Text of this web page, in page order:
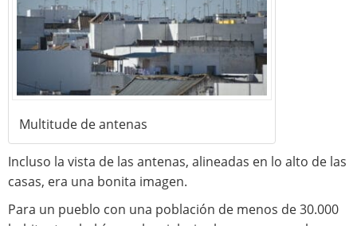
Multitude de antenas
Incluso la vista de las antenas, alineadas en lo alto de las
casas, era una bonita imagen.
Para un pueblo con una población de menos de 30.000